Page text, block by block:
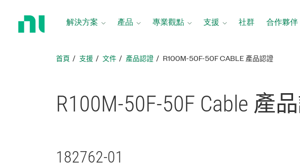
解決方案 產品 專業觀點 支援 社群 合作夥伴
首頁 支援 文件 產品認證 R100M-50F-50F CABLE 產品認證
R100M-50F-50F Cable 產品
182762-01